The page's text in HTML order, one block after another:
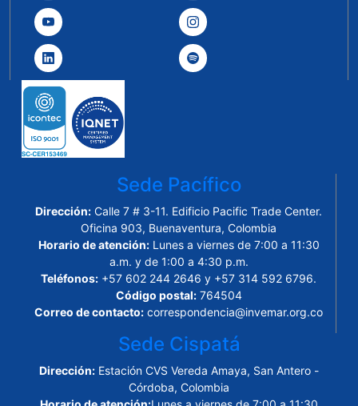
Sede Pacífico
Dirección: Calle 7 # 3-11. Edificio Pacific Trade Center.
Oficina 903, Buenaventura, Colombia
Horario de atención:Lunes a viernes de 7:00 a 11:30
a.m. y de 1:00 a 4:30 p.m.
Teléfonos: +57 602 244 2646 y +57 314 592 6796.
Código postal:764504
Correo de contacto: correspondencia@invemar.org.co
Sede Cispatá
Dirección: Estación CVS Vereda Amaya, San Antero -
Córdoba, Colombia